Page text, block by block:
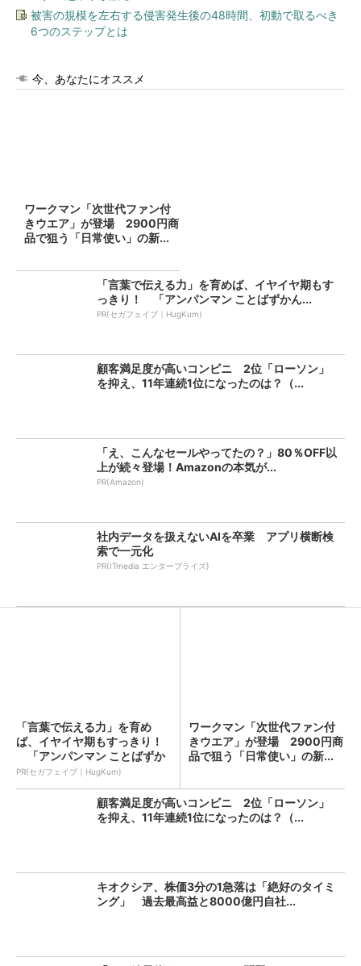
被害の規模を左右する侵害発生後の48時間、初動で取るべき
6つのステップとは
今、あなたにオススメ
ワークマン「次世代ファン付
きウエア」が登場 2900円商
品で狙う「日常使い」の新...
「言葉で伝える力」を育めば、イヤイヤ期もす
っきり！ 「アンパンマン ことばずかん...
PR(セガフェイブ｜HugKum)
顧客満足度が高いコンビニ 2位「ローソン」
を抑え、11年連続1位になったのは？（...
「え、こんなセールやってたの？」80％OFF以
上が続々登場！Amazonの本気が...
PR(Amazon)
社内データを扱えないAIを卒業 アプリ横断検
索で一元化
PR(ITmedia エンタープライズ)
「言葉で伝える力」を育め
ば、イヤイヤ期もすっきり！
「アンパンマン ことばずか
ん...
PR(セガフェイブ｜HugKum)
ワークマン「次世代ファン付
きウエア」が登場 2900円商
品で狙う「日常使い」の新...
顧客満足度が高いコンビニ 2位「ローソン」
を抑え、11年連続1位になったのは？（...
キオクシア、株価3分の1急落は「絶好のタイミ
ング」 過去最高益と8000億円自社...